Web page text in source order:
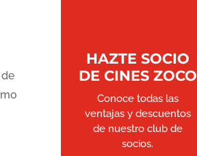
HAZTE SOCIO
DE CINES ZOCO
Conoce todas las
ventajas y descuentos
de nuestro club de
socios.